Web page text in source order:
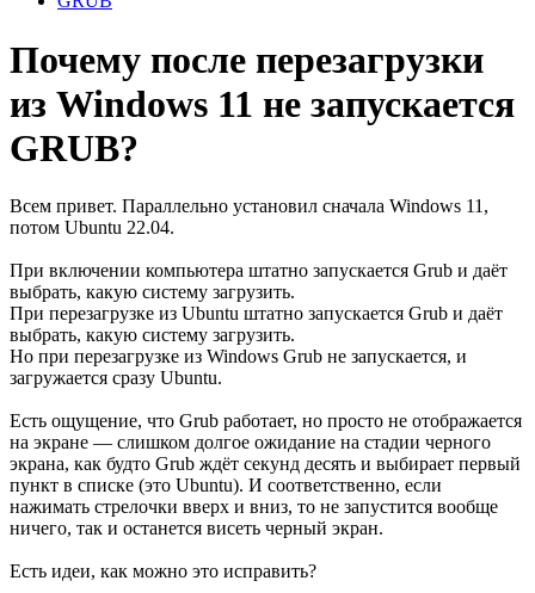
Почему после перезагрузки
из Windows 11 не запускается
GRUB?
Всем привет. Параллельно установил сначала Windows 11,
потом Ubuntu 22.04.
При включении компьютера штатно запускается Grub и даёт
выбрать, какую систему загрузить.
При перезагрузке из Ubuntu штатно запускается Grub и даёт
выбрать, какую систему загрузить.
Но при перезагрузке из Windows Grub не запускается, и
загружается сразу Ubuntu.
Есть ощущение, что Grub работает, но просто не отображается
на экране — слишком долгое ожидание на стадии черного
экрана, как будто Grub ждёт секунд десять и выбирает первый
пункт в списке (это Ubuntu). И соответственно, если
нажимать стрелочки вверх и вниз, то не запустится вообще
ничего, так и останется висеть черный экран.
Есть идеи, как можно это исправить?